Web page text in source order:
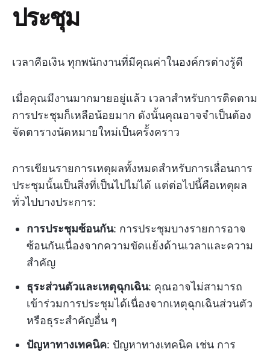
ประชุม
เวลาคือเงิน ทุกพนักงานที่มีคุณค่าในองค์กรต่างรู้ดี
เมื่อคุณมีงานมากมายอยู่แล้ว เวลาสำหรับการติดตาม
การประชุมก็เหลือน้อยมาก ดังนั้นคุณอาจจำเป็นต้อง
จัดตารางนัดหมายใหม่เป็นครั้งคราว
การเขียนรายการเหตุผลทั้งหมดสำหรับการเลื่อนการ
ประชุมนั้นเป็นสิ่งที่เป็นไปไม่ได้ แต่ต่อไปนี้คือเหตุผล
ทั่วไปบางประการ:
การประชุมซ้อนกัน: การประชุมบางรายการอาจ
ซ้อนกันเนื่องจากความขัดแย้งด้านเวลาและความ
สำคัญ
ธุระส่วนตัวและเหตุฉุกเฉิน: คุณอาจไม่สามารถ
เข้าร่วมการประชุมได้เนื่องจากเหตุฉุกเฉินส่วนตัว
หรือธุระสำคัญอื่น ๆ
ปัญหาทางเทคนิค: ปัญหาทางเทคนิค เช่น การ